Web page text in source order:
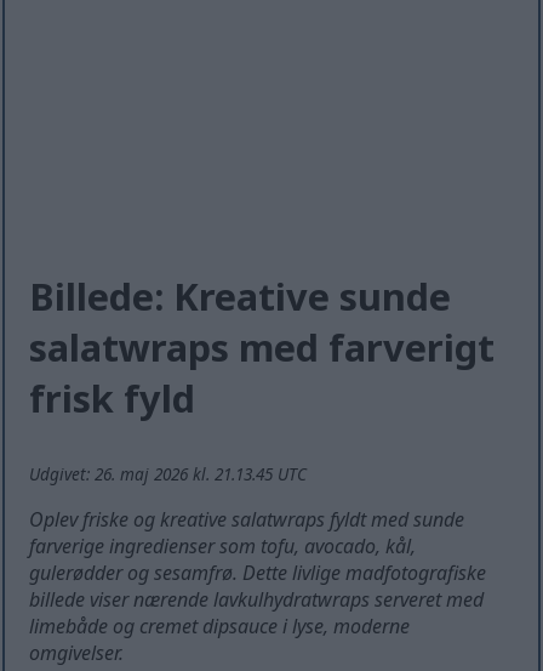
Billede: Kreative sunde
salatwraps med farverigt
frisk fyld
Udgivet: 26. maj 2026 kl. 21.13.45 UTC
Oplev friske og kreative salatwraps fyldt med sunde
farverige ingredienser som tofu, avocado, kål,
gulerødder og sesamfrø. Dette livlige madfotografiske
billede viser nærende lavkulhydratwraps serveret med
limebåde og cremet dipsauce i lyse, moderne
omgivelser.